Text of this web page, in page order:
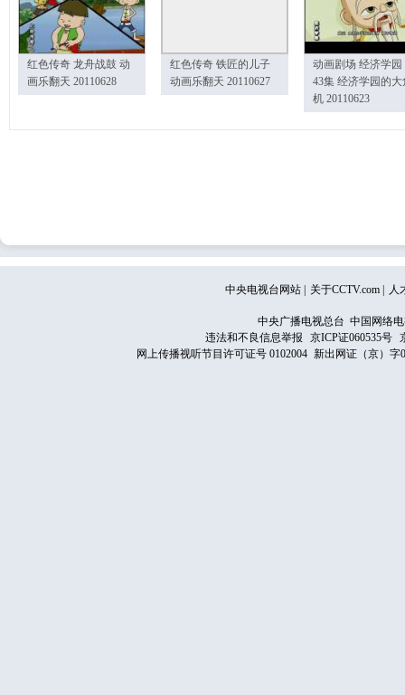
红色传奇 龙舟战鼓 动
画乐翻天 20110628
红色传奇 铁匠的儿子
动画乐翻天 20110627
动画剧场 经济学园
43集 经济学园的大
机 20110623
中央电视台网站 关于CCTV.com 人
中央广播电视总台 中国网络
违法和不良信息举报
京ICP证060535号
网上传播视听节目许可证号 0102004 新出网证（京）